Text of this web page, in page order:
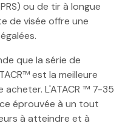
ou de tir à longue
de visée offre une
que la série de
est la meilleure
L'ATACR ™ 7-35
éprouvée à un tout
à atteindre et à